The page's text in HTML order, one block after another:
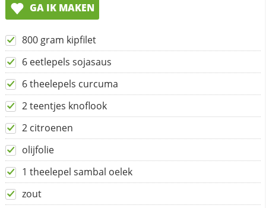
GA IK MAKEN
800 gram kipfilet
6 eetlepels sojasaus
6 theelepels curcuma
2 teentjes knoflook
2 citroenen
olijfolie
1 theelepel sambal oelek
zout